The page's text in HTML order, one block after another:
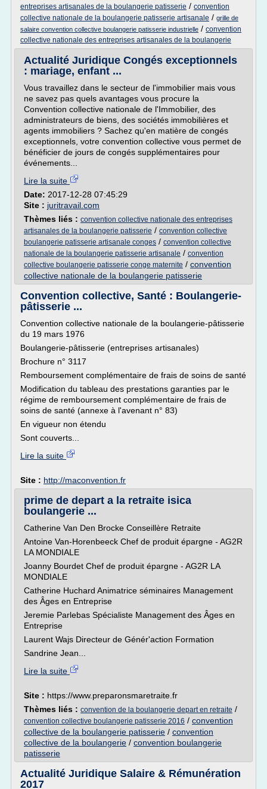
entreprises artisanales de la boulangerie patisserie / convention
collective nationale de la boulangerie patisserie artisanale / grille de
salaire convention collective boulangerie patisserie industrielle / convention
collective nationale des entreprises artisanales de la boulangerie
Actualité Juridique Congés exceptionnels
: mariage, enfant ...
Vous travaillez dans le secteur de l'immobilier mais vous
ne savez pas quels avantages vous procure la
Convention collective nationale de l'Immobilier, des
administrateurs de biens, des sociétés immobilières et
agents immobiliers ? Sachez qu'en matière de congés
exceptionnels, votre convention collective vous permet de
bénéficier de jours de congés supplémentaires pour
événements...
Lire la suite
Date: 2017-12-28 07:45:29
Site : juritravail.com
Thèmes liés : convention collective nationale des entreprises
artisanales de la boulangerie patisserie / convention collective
boulangerie patisserie artisanale conges / convention collective
nationale de la boulangerie patisserie artisanale / convention
collective boulangerie patisserie conge maternite / convention
collective nationale de la boulangerie patisserie
Convention collective, Santé : Boulangerie-
pâtisserie ...
Convention collective nationale de la boulangerie-pâtisserie
du 19 mars 1976
Boulangerie-pâtisserie (entreprises artisanales)
Brochure n° 3117
Remboursement complémentaire de frais de soins de santé
Modification du tableau des prestations garanties par le
régime de remboursement complémentaire de frais de
soins de santé (annexe à l'avenant n° 83)
En vigueur non étendu
Sont couverts...
Lire la suite
Site : http://maconvention.fr
prime de depart a la retraite isica
boulangerie ...
Catherine Van Den Brocke Conseillère Retraite
Antoine Van-Horenbeeck Chef de produit épargne - AG2R
LA MONDIALE
Joanny Bourdet Chef de produit épargne - AG2R LA
MONDIALE
Catherine Huchard Animatrice séminaires Management
des Âges en Entreprise
Jeremie Parlebas Spécialiste Management des Âges en
Entreprise
Laurent Wajs Directeur de Génér'action Formation
Sandrine Jean...
Lire la suite
Site : https://www.preparonsmaretraite.fr
Thèmes liés : convention de la boulangerie depart en retraite /
convention collective boulangerie patisserie 2016 / convention
collective de la boulangerie patisserie / convention
collective de la boulangerie / convention boulangerie
patisserie
Actualité Juridique Salaire & Rémunération
2017